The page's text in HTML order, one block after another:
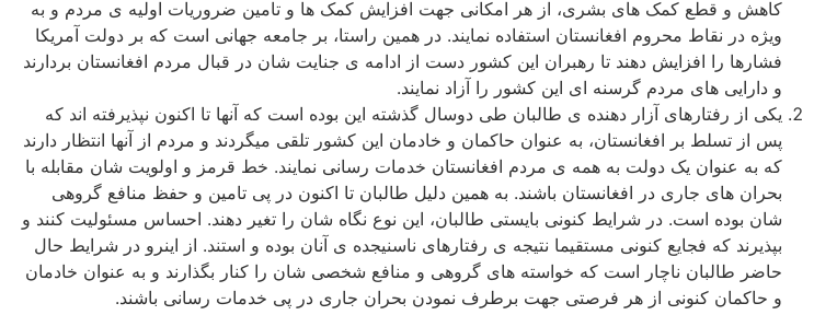
کاهش و قطع کمک های بشری، از هر امکانی جهت افزایش کمک ها و تامین ضروریات اولیه ­ی مردم و به
ویژه در نقاط محروم افغانستان استفاده نمایند. در همین راستا، بر جامعه جهانی است که بر دولت آمریکا
فشارها را افزایش دهند تا رهبران این کشور دست از ادامه ­ی جنایت شان در قبال مردم افغانستان بردارند
و دارایی های مردم گرسنه ای این کشور را آزاد نمایند.
یکی از رفتارهای آزار دهنده ­ی طالبان طی دوسال گذشته این بوده است که آنها تا اکنون نپذیرفته اند که
پس از تسلط بر افغانستان، به عنوان حاکمان و خادمان این کشور تلقی می­گردند و مردم از آنها انتظار دارند
که به عنوان یک دولت به همه­ ی مردم افغانستان خدمات رسانی نمایند. خط قرمز و اولویت شان مقابله با
بحران های جاری در افغانستان باشند. به همین دلیل طالبان تا اکنون در پی تامین و حفظ منافع گروهی
شان بوده است. در شرایط کنونی بایستی طالبان، این نوع نگاه شان را تغیر دهند. احساس مسئولیت کنند و
بپذیرند که فجایع کنونی مستقیما نتیجه­ ی رفتارهای ناسنیجده ­ی آنان بوده و استند. از این­رو در شرایط حال
حاضر طالبان ناچار است که خواسته ­های گروهی و منافع شخصی شان را کنار بگذارند و به عنوان خادمان
و حاکمان کنونی از هر فرصتی جهت برطرف نمودن بحران جاری در پی خدمات رسانی باشند.